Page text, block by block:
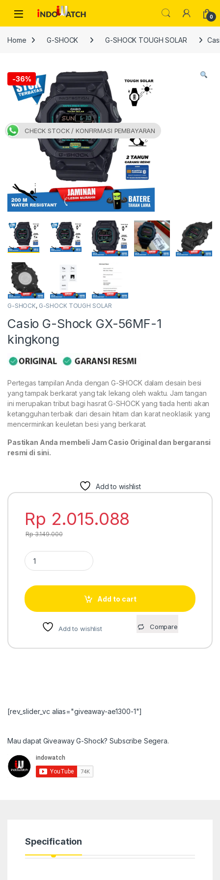
Open 0
Home G-SHOCK G-SHOCK TOUGH SOLAR
-36%
G-SHOCK, G-SHOCK TOUGH SOLAR
Casio G-Shock GX-56MF-1
kingkong
Pertegas tampilan Anda dengan G-SHOCK dalam desain besi
yang tampak berkarat yang tak lekang oleh waktu. Jam tangan
ini merupakan tribut bagi hasrat G-SHOCK yang tiada henti akan
ketangguhan terbaik dari desain hitam dan karat neoklasik yang
mencerminkan keuletan besi yang berkarat.
Pastikan Anda membeli Jam Casio Original dan bergaransi
resmi di sini.
Add to wishlist
Rp 2.015.088
Rp3.149.000
Casio G-Shock GX-56MF-1 kingkong quantity
Add to cart
Add to wishlist Compare
[rev_slider_vc alias="giveaway-ae1300-1"]
Mau dapat Giveaway G-Shock? Subscribe Segera.
Specification
CHECK STOCK / KONFIRMASI PEMBAYARAN